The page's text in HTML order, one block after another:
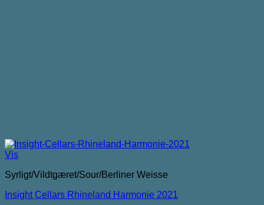
Vis
Syrligt/Vildtgæret/Sour/Berliner Weisse
Insight Cellars Rhineland Harmonie 2021